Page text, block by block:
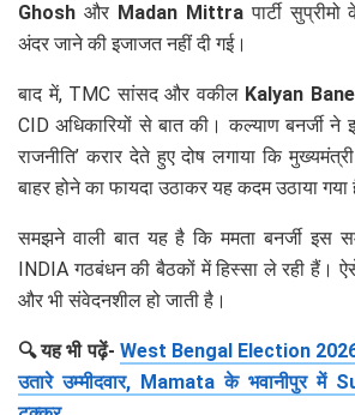
Ghosh और Madan Mittraपार्टी
अंदर जाने की इजाजत नहीं दी गई।
बाद में, TMC सांसद और वकील Kalyan
CID अधिकारियों से बात की। कल्याण बनर्जी ने
राजनीति’ करार देते हुए दोष लगाया कि
बाहर होने का फायदा उठाकर यह कदम उठाया गया
समझने वाली बात यह है कि ममता बनर्जी इस
INDIA गठबंधन की बैठकों में हिस्सा ले रही हैं।
और भी संवेदनशील हो जाती है।
🔍 यह भी पढ़ें- West Bengal Election
उतारे उम्मीदवार, Mamata के भवानीपुर में